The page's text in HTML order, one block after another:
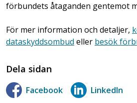
förbundets åtaganden gentemot
För mer information och detaljer,
dataskyddsombud eller besök
Dela sidan
Facebook LinkedIn